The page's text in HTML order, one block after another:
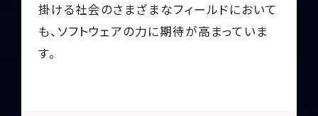
掛ける社会のさまざまなフィールドにおいて
も、 ソフトウェアの力に期待が高まっていま
す。